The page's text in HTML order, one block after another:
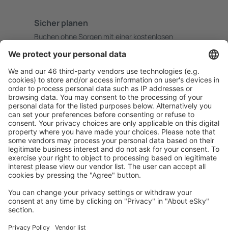
Sicher planen
Buchen ohne Sorgen mit einer kostenlosen
Mehr sparen
Attraktive Preise und Spezialangebote für eingeloggte
Benutzer.
Unterkünfte, die Sie mögen
Wählen Sie aus über 1,3 Millionen Unterkünften: Hotels,
Hütten, Apartments und andere.
Hotels in Frankreich - Beliebte Städte